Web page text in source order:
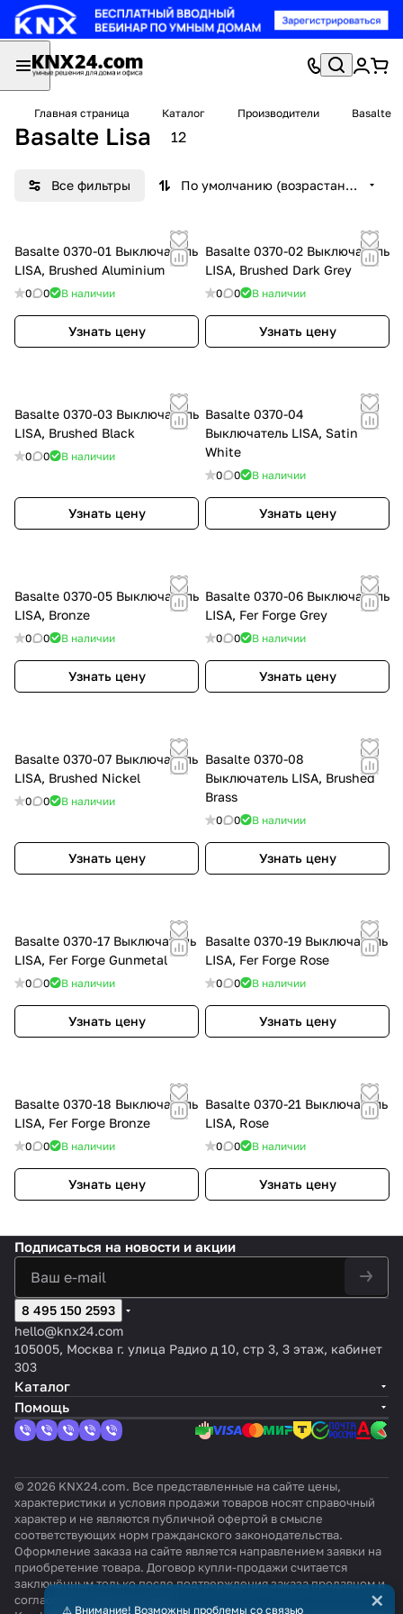
Главная страница Каталог Производители Basalte
Basalte Lisa 12
Все фильтры По умолчанию (возрастание)
Basalte 0370-01 Выключатель
LISA, Brushed Aluminium
0 0 В наличии
Узнать цену
Basalte 0370-02 Выключатель
LISA, Brushed Dark Grey
0 0 В наличии
Узнать цену
Basalte 0370-03 Выключатель
LISA, Brushed Black
0 0 В наличии
Узнать цену
Basalte 0370-04
Выключатель LISA, Satin
White
0 0 В наличии
Узнать цену
Basalte 0370-05 Выключатель
LISA, Bronze
0 0 В наличии
Узнать цену
Basalte 0370-06 Выключатель
LISA, Fer Forge Grey
0 0 В наличии
Узнать цену
Basalte 0370-07 Выключатель
LISA, Brushed Nickel
0 0 В наличии
Узнать цену
Basalte 0370-08
Выключатель LISA, Brushed
Brass
0 0 В наличии
Узнать цену
Basalte 0370-17 Выключатель
LISA, Fer Forge Gunmetal
0 0 В наличии
Узнать цену
Basalte 0370-19 Выключатель
LISA, Fer Forge Rose
0 0 В наличии
Узнать цену
Basalte 0370-18 Выключатель
LISA, Fer Forge Bronze
0 0 В наличии
Узнать цену
Basalte 0370-21 Выключатель
LISA, Rose
0 0 В наличии
Узнать цену
Подписаться на новости и акции
8 495 150 2593
hello@knx24.com
105005, Москва г. улица Радио д 10, стр 3, 3 этаж, кабинет
303
Каталог
Помощь
© 2026 KNX24.com. Все представленные на сайте цены,
характеристики и условия продажи товаров носят справочный
характер и не являются публичной офертой в смысле
соответствующих норм гражданского законодательства.
Оформление заказа на сайте является направлением заявки на
приобретение товара. Договор купли-продажи считается
заключённым только после подтверждения заказа продавцом и
согласования всех условий.
⚠️ Внимание! Возможны проблемы со связью ×